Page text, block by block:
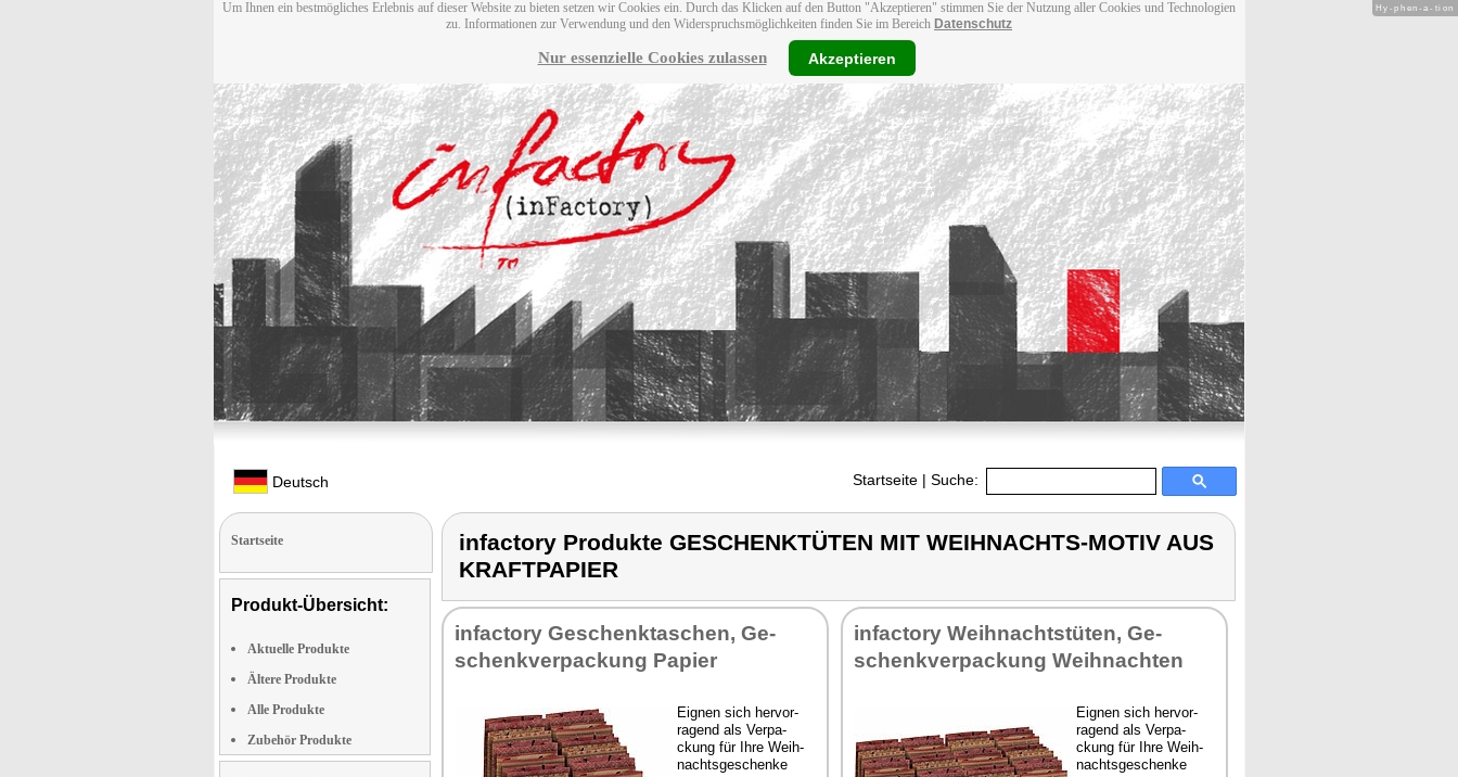
Um Ihnen ein bestmögliches Erlebnis auf dieser Website zu bieten setzen wir Cookies ein. Durch das Klicken auf den Button "Akzeptieren" stimmen Sie der Nutzung aller Cookies und Technologien
zu. Informationen zur Verwendung und den Widerspruchsmöglichkeiten finden Sie im Bereich Datenschutz
Nur essenzielle Cookies zulassen Akzeptieren
Deutsch Startseite | Suche:
Startseite
Produkt-Übersicht:
Aktuelle Produkte
Ältere Produkte
Alle Produkte
Zubehör Produkte
infactory Produkte GESCHENKTÜTEN MIT WEIHNACHTS-MOTIV AUS
KRAFTPAPIER
in­fac­to­ry Ge­schenk­ta­schen, Ge­
schenk­ver­pa­ckung Pa­pier
Eig­nen sich her­vor­
ra­gend als Ver­pa­
ckung für Ih­re Weih­
nachts­ge­schen­ke
in­fac­to­ry Weih­nacht­s­tü­ten, Ge­
schenk­ver­pa­ckung Weih­nach­ten
Eig­nen sich her­vor­
ra­gend als Ver­pa­
ckung für Ih­re Weih­
nachts­ge­schen­ke
Hy-phen-a-tion